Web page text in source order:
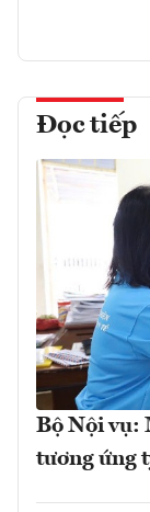
Đọc tiếp
Bộ Nội vụ:
tương ứng